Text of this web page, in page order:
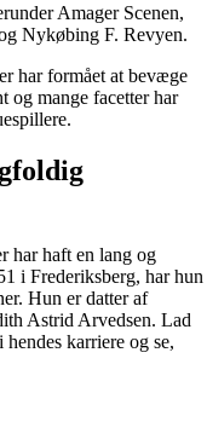
Amager Scenen,
Nykøbing F. Revyen.
har formået at bevæge
og mange facetter har
har haft en lang og
i Frederiksberg, har hun
Hun er datter af
Astrid Arvedsen. Lad
karriere og se,